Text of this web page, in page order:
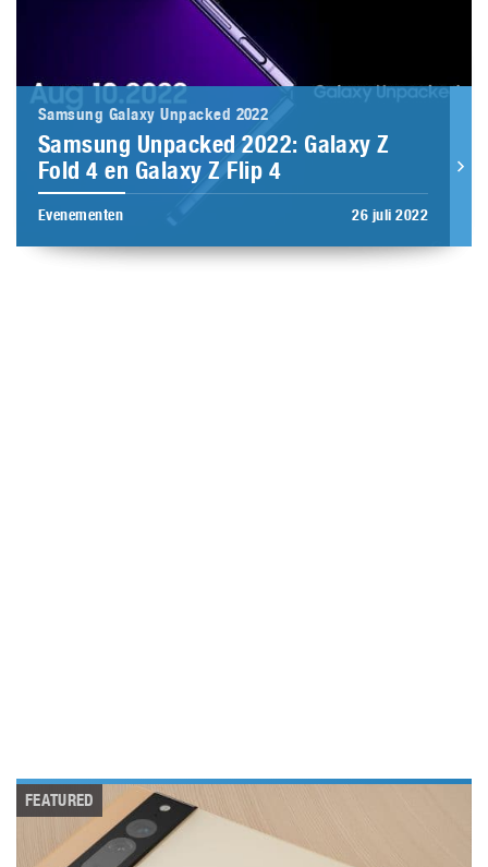
Samsung Galaxy Unpacked 2022
Samsung Unpacked 2022: Galaxy Z
Fold 4 en Galaxy Z Flip 4
Evenementen 26 juli 2022
FEATURED